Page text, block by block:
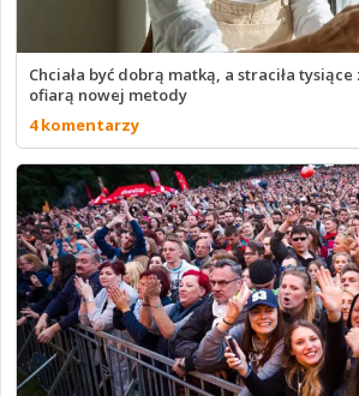
Chciała być dobrą matką, a straciła tysiące
ofiarą nowej metody
4 komentarzy